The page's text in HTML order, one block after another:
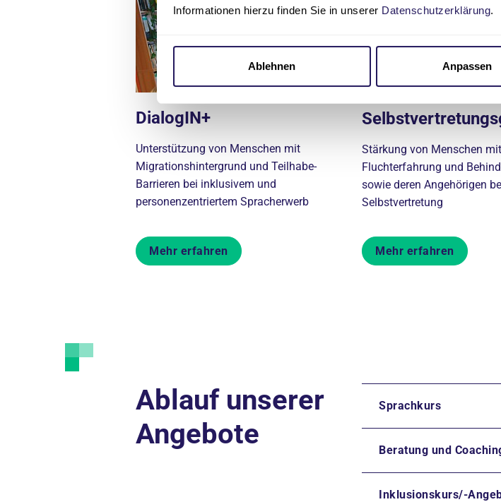
Informationen hierzu finden Sie in unserer Datenschutzerklärung.
Ablehnen Anpassen
DialogIN+
Unterstützung von Menschen mit
Migrationshintergrund und Teilhabe-
Barrieren bei inklusivem und
personenzentriertem Spracherwerb
Mehr erfahren
Stärkung von Menschen mit
Fluchterfahrung und
sowie deren Angehörigen
Selbstvertretung
Mehr erfahren
Ablauf unserer
Angebote
Sprachkurs
Beratung und
Inklusionskurs/-